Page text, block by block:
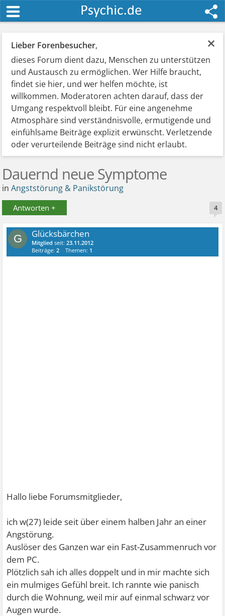
×
Lieber Forenbesucher,
dieses Forum dient dazu, Menschen zu unterstützen
und Austausch zu ermöglichen. Wer Hilfe braucht,
findet sie hier, und wer helfen möchte, ist
willkommen. Moderatoren achten darauf, dass der
Umgang respektvoll bleibt. Für eine angenehme
Atmosphäre sind verständnisvolle, ermutigende und
einfühlsame Beiträge explizit erwünscht. Verletzende
oder verurteilende Beiträge sind nicht erlaubt.
Dauernd neue Symptome
inAngststörung & Panikstörung
Antworten + 4
G Glücksbärchen
Mitglied seit:23.11.2012
Beiträge:2 Themen: 1
Hallo liebe Forumsmitglieder,
ich w(27) leide seit über einem halben Jahr an einer
Angstörung.
Auslöser des Ganzen war ein Fast-Zusammenruch vor
dem PC.
Plötzlich sah ich alles doppelt und in mir machte sich
ein mulmiges Gefühl breit. Ich rannte wie panisch
durch die Wohnung, weil mir auf einmal schwarz vor
Augen wurde.